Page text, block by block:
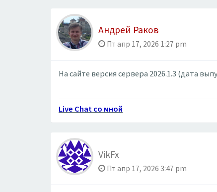
Андрей Раков
Пт апр 17, 2026 1:27 pm
На сайте версия сервера 2026.1.3 (дата
Live Chat со мной
VikFx
Пт апр 17, 2026 3:47 pm